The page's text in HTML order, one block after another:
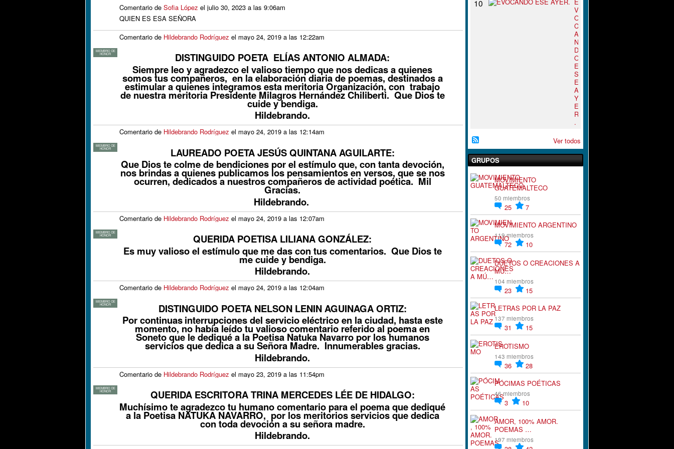
Comentario de Sofia López el julio 30, 2023 a las 9:06am
QUIEN ES ESA SEÑORA
MIEMBRO DE
HONOR
Comentario de Hildebrando Rodríguez el mayo 24, 2019 a las 12:22am
DISTINGUIDO POETA ELÍAS ANTONIO ALMADA:
Siempre leo y agradezco el valioso tiempo que nos dedicas a quienes
somos tus compañeros, en la elaboración diaria de poemas, destinados a
estimular a quienes integramos esta meritoria Organización, con trabajo
de nuestra meritoria Presidente Milagros Hernández Chiliberti. Que Dios te
cuide y bendiga.
Hildebrando.
MIEMBRO DE
HONOR
Comentario de Hildebrando Rodríguez el mayo 24, 2019 a las 12:14am
LAUREADO POETA JESÚS QUINTANA AGUILARTE:
Que Dios te colme de bendiciones por el estímulo que, con tanta devoción,
nos brindas a quienes publicamos los pensamientos en versos, que se nos
ocurren, dedicados a nuestros compañeros de actividad poética. Mil
Gracias.
Hildebrando.
MIEMBRO DE
HONOR
Comentario de Hildebrando Rodríguez el mayo 24, 2019 a las 12:07am
QUERIDA POETISA LILIANA GONZÁLEZ:
Es muy valioso el estímulo que me das con tus comentarios. Que Dios te
me cuide y bendiga.
Hildebrando.
MIEMBRO DE
HONOR
Comentario de Hildebrando Rodríguez el mayo 24, 2019 a las 12:04am
DISTINGUIDO POETA NELSON LENIN AGUINAGA ORTIZ:
Por continuas interrupcionesdel servicio eléctrico en laciudad, hasta este
momento, no había leído tu valioso comentario referido al poema en
Soneto que le dediqué a la Poetisa Natuka Navarro por los humanos
servicios que dedica a su Señora Madre. Innumerables gracias.
Hildebrando.
MIEMBRO DE
HONOR
Comentario de Hildebrando Rodríguez el mayo 23, 2019 a las 11:54pm
QUERIDA ESCRITORA TRINA MERCEDES LÉE DE HIDALGO:
Muchísimo te agradezco tu humano comentario para el poema que dediqué
a la Poetisa NATUKA NAVARRO, por los meritorios servicios que dedica
con toda devoción a su señora madre.
Hildebrando.
10
V
O
C
A
N
D
O
E
S
E
A
Y
E
R
.
Ver todos
GRUPOS
MOVIMIENTO
GUATEMALTECO
50 miembros
25
7
MOVIMIENTO ARGENTINO
119 miembros
72
10
DUETOS O CREACIONES A
MÚ…
104 miembros
23
15
LETRAS POR LA PAZ
137 miembros
31
15
EROTISMO
143 miembros
36
28
PÓCIMAS POÉTICAS
46 miembros
3
10
AMOR, 100% AMOR.
POEMAS …
197 miembros